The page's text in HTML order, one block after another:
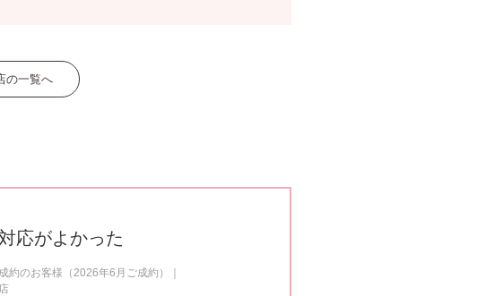
の一覧へ
応がよかった
約のお客様（2026年6月ご成約）